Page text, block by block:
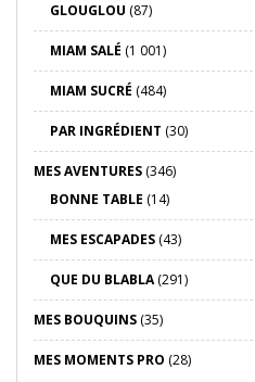
GLOUGLOU (87)
MIAM SALÉ (1 001)
MIAM SUCRÉ (484)
PAR INGRÉDIENT (30)
MES AVENTURES (346)
BONNE TABLE (14)
MES ESCAPADES (43)
QUE DU BLABLA(291)
MES BOUQUINS (35)
MES MOMENTS PRO (28)